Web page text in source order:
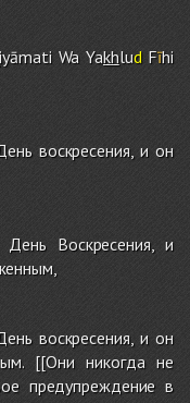
Wa YakhludFīhi
воскресения, и он
Воскресения, и
воскресения, и он
[[Они никогда не
предупреждение в